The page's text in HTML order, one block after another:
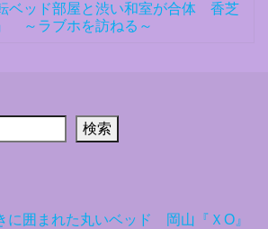
ベッド部屋と渋い和室が合体 香芝
～ラブホを訪ねる～
検索
に囲まれた丸いベッド 岡山『ＸO』